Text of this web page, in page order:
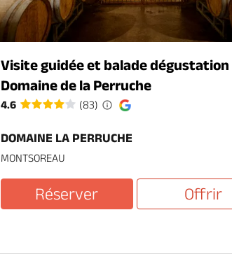
Visite guidée et balade dégustation
Domaine de la Perruche
4.6 (83)
DOMAINE LA PERRUCHE
MONTSOREAU
Réserver Offrir